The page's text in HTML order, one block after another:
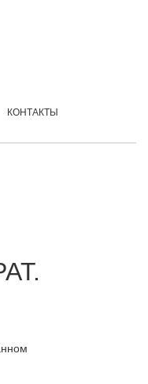
КОНТАКТЫ